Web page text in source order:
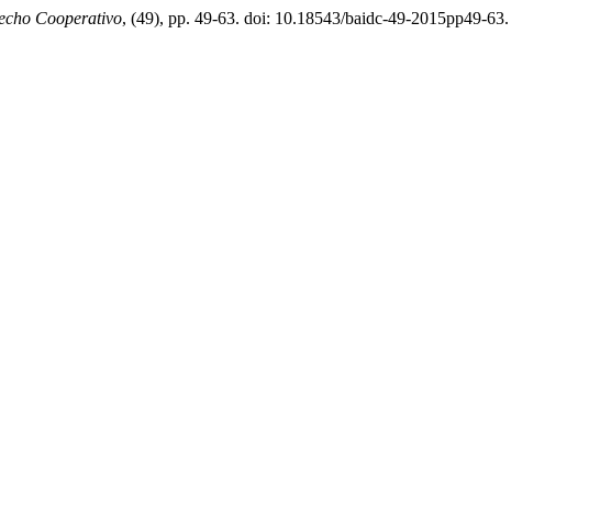
Cooperativo, (49), pp. 49-63. doi: 10.18543/baidc-49-2015pp49-63.